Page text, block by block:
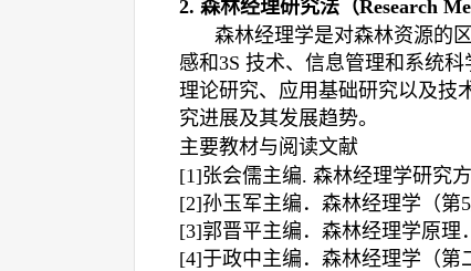
2. 森林经理研究法（Research
森林经理学是对森林资源的
感和3S 技术、信息管理和系统
理论研究、应用基础研究以及技
究进展及其发展趋势。
主要教材与阅读文献
[1]张会儒主编. 森林经理学研究
[2]孙玉军主编．森林经理学（第5
[3]郭晋平主编．森林经理学原理
[4]于政中主编．森林经理学（第